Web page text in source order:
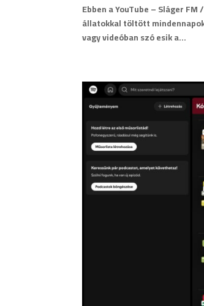
Ebben a YouTube – Sláger
állatokkal töltött
vagy videóban szó esik a...